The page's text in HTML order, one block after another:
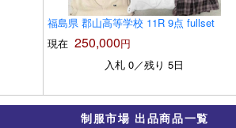
福島県 郡山高等学校 11R 9点 fullset
現在250,000円
入札 0／残り 5日
制服市場 出品商品一覧